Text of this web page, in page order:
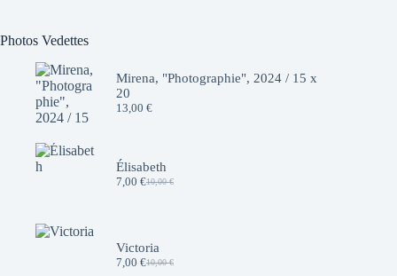
Photos Vedettes
Mirena, "Photographie", 2024 / 15 x
20
13,00 €
Élisabeth
10,00€
Le
10,00 €.
7,00 €Le
7,00 €.
Victoria
10,00€
Le
7,00 €Le